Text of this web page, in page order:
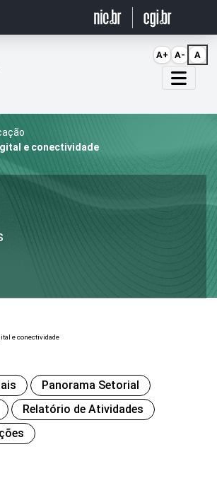
e conectividade
e conectividade
Panorama Setorial
Relatório de Atividades
A+ A- A